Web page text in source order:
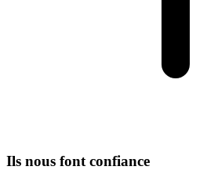
Ils nous font confiance